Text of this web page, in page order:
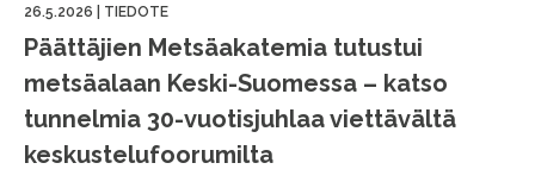
26.5.2026 TIEDOTE
Päättäjien Metsäakatemia tutustui
metsäalaan Keski-Suomessa – katso
tunnelmia 30-vuotisjuhlaa viettävältä
keskustelufoorumilta